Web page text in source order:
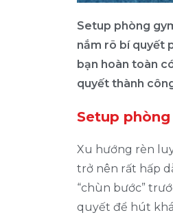
Setup phòng
nắm rõ bí quyết
bạn hoàn toàn
quyết thành
Setup
Xu hướng rèn
trở nên rất hấp
“chùn bước”
quyết để hút